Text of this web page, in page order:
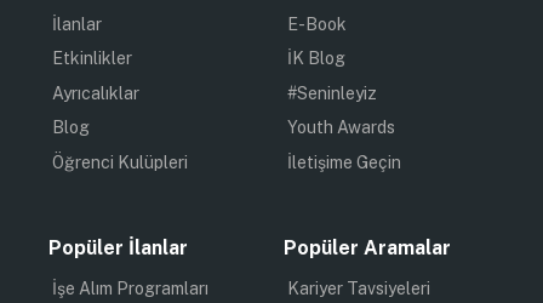
İlanlar
Etkinlikler
Ayrıcalıklar
Blog
Öğrenci Kulüpleri
E-Book
İK Blog
#Seninleyiz
Youth Awards
İletişime Geçin
Popüler İlanlar
İşe Alım Programları
Popüler Aramalar
Kariyer Tavsiyeleri